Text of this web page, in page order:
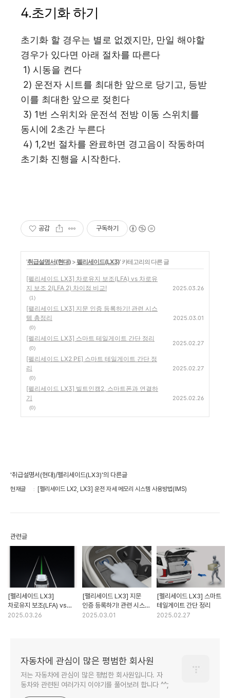
4.초기화 하기
초기화 할 경우는 별로 없겠지만, 만일 해야할
경우가 있다면 아래 절차를 따른다
1) 시동을 켠다
2) 운전자 시트를 최대한 앞으로 당기고, 등받
이를 최대한 앞으로 젖힌다
3) 1번 스위치와 운전석 전방 이동 스위치를
동시에 2초간 누른다
4) 1,2번 절차를 완료하면 경고음이 작동하며
초기화 진행을 시작한다.
공감 구독하기
'취급설명서(현대) >펠리세이드(LX3)' 카테고리의 다른 글
[펠리세이드 LX3] 차로유지 보조(LFA) vs 차로유
지 보조 2(LFA 2) 차이점 비교!
(1)
2025.03.26
[팰리세이드 LX3] 지문 인증 등록하기! 관련 시스
템 총정리
(0)
2025.03.01
[펠리세이드 LX3] 스마트 테일게이트 간단 정리
(0)
2025.02.27
[펠리세이드 LX2 PE] 스마트 테일게이트 간단 정
리
(0)
2025.02.27
[펠리세이드 LX3] 빌트인캠2, 스마트폰과 연결하
기
(0)
2025.02.26
'취급설명서(현대)/펠리세이드(LX3)'의 다른글
현재글 [펠리세이드 LX2, LX3] 운전 자세 메모리 시스템 사용방법(IMS)
관련글
[펠리세이드 LX3]
차로유지 보조(LFA) vs
차로유지 보조 2(LFA 2)
2025.03.26
[팰리세이드 LX3] 지문
인증 등록하기! 관련 시스템
총정리
2025.03.01
[펠리세이드 LX3] 스마트
테일게이트 간단 정리
2025.02.27
자동차에 관심이 많은 평범한 회사원
저는 자동차에 관심이 많은 평범한 회사원입니다. 자
동차와 관련된 여러가지 이야기를 풀어보려 합니다 ^^;